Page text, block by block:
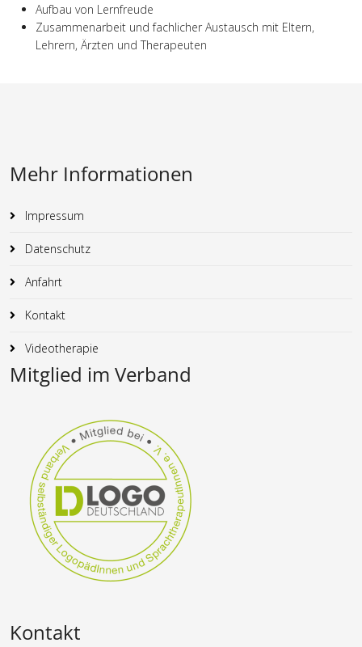
Aufbau von Lernfreude
Zusammenarbeit und fachlicher Austausch mit Eltern,
Lehrern, Ärzten und Therapeuten
Mehr Informationen
Impressum
Datenschutz
Anfahrt
Kontakt
Videotherapie
Mitglied im Verband
Kontakt